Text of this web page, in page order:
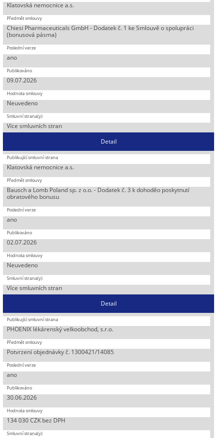
Klatovská nemocnice a.s.
Chiesi Pharmaceuticals GmbH - Dodatek č. 1 ke Smlouvě o spolupráci
(bonusová pásma)
ano
09.07.2026
Neuvedeno
Více smluvních stran
Detail
Klatovská nemocnice a.s.
Bausch a Lomb Poland sp. z o.o. - Dodatek č. 3 k dohoděo poskytnutí
obratového bonusu
ano
02.07.2026
Neuvedeno
Více smluvních stran
Detail
PHOENIX lékárenský velkoobchod, s.r.o.
Potvrzení objednávky č. 1300421/14085
ano
30.06.2026
134 030 CZK bez DPH